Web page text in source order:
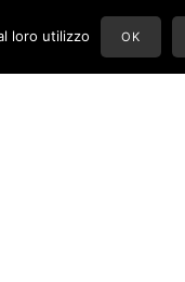
loro utilizzo OK